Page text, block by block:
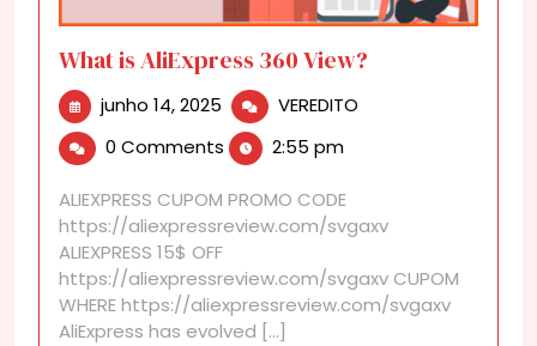
What is AliExpress 360 View?
junho 14, 2025 junho
14,
2025
VEREDITO
0 Comments 2:55 pm
ALIEXPRESS CUPOM PROMO CODE
https://aliexpressreview.com/svgaxv
ALIEXPRESS 15$ OFF
https://aliexpressreview.com/svgaxv CUPOM
WHERE https://aliexpressreview.com/svgaxv
AliExpress has evolved [...]